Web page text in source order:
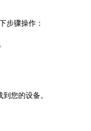
步骤操作：
您的设备。